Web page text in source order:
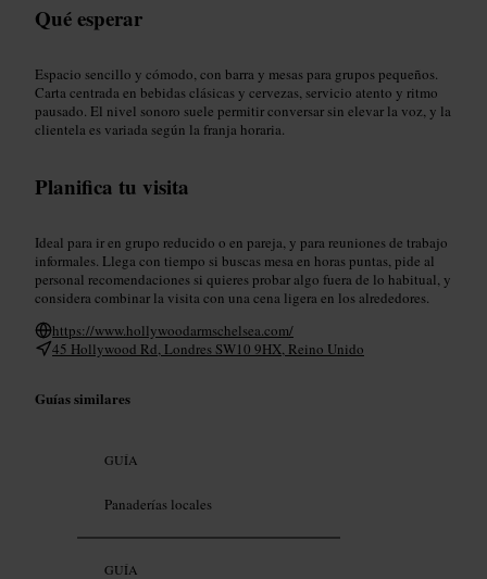
Qué esperar
Espacio sencillo y cómodo, con barra y mesas para grupos pequeños.
Carta centrada en bebidas clásicas y cervezas, servicio atento y ritmo
pausado. El nivel sonoro suele permitir conversar sin elevar la voz, y la
clientela es variada según la franja horaria.
Planifica tu visita
Ideal para ir en grupo reducido o en pareja, y para reuniones de trabajo
informales. Llega con tiempo si buscas mesa en horas puntas, pide al
personal recomendaciones si quieres probar algo fuera de lo habitual, y
considera combinar la visita con una cena ligera en los alrededores.
https://www.hollywoodarmschelsea.com/
45 Hollywood Rd, Londres SW10 9HX, Reino Unido
Guías similares
GUÍA
Panaderías locales
GUÍA